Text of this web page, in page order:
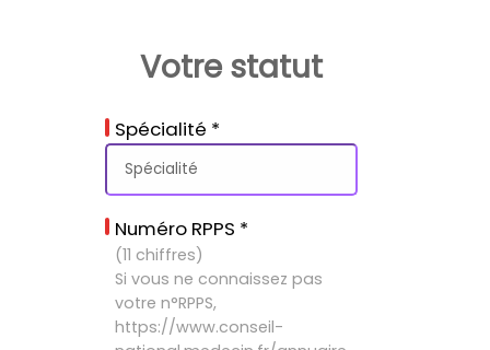
Votre statut
Spécialité *
Numéro RPPS *
(11 chiffres)
Si vous ne connaissez pas
votre n°RPPS,
https://www.conseil-